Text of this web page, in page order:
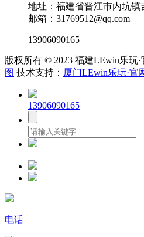
地址：福建省晋江市内坑镇
邮箱：31769512@qq.com
13906090165
版权所有 © 2023 福建LEwin乐玩
图 技术支持： 厦门LEwin乐玩·官
13906090165
电话